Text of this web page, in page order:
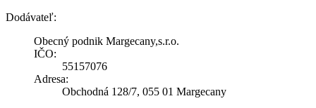
Dodávateľ:
Obecný podnik Margecany,s.r.o.
IČO:
55157076
Adresa:
Obchodná 128/7, 055 01 Margecany